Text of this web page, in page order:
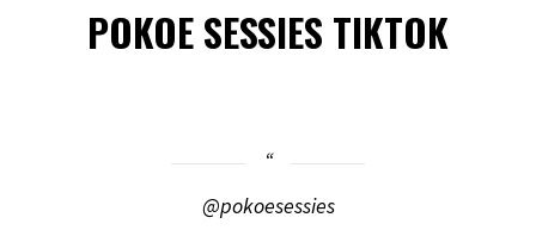
POKOE SESSIES TIKTOK
@pokoesessies